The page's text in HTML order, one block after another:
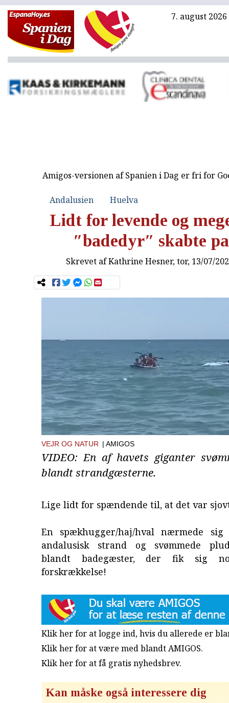
7. august 2026
Amigos-versionen af Spanien i Dag er fri for
Andalusien Huelva
Lidt for levende og
″badedyr″ skabte
Skrevet afKathrine Hesner, tor, 13/07/
VEJR OG NATUR | AMIGOS
VIDEO: En af havets giganter
blandt strandgæsterne.
Lige lidt for spændende til, at det var
En spækhugger/haj/hval nærmede
andalusisk strand og svømmede
blandt badegæster, der fik sig
forskrækkelse!
Klik her for at logge ind, hvis du allerede er
Klik her for at være med blandt AMIGOS.
Klik her for at få gratis nyhedsbrev.
Kan måske også interessere dig